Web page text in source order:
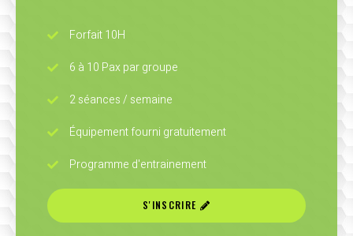
Forfait 10H
6 à 10 Pax par groupe
2 séances / semaine
Équipement fourni gratuitement
Programme d'entrainement
S'INSCRIRE